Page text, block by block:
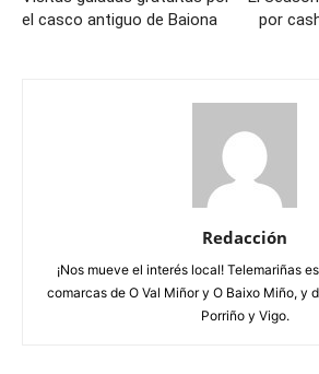
el casco antiguo de Baiona
por
Redacción
¡Nos mueve el interés local! Telemariñas
comarcas de O Val Miñor y O Baixo Miño, y
Porriño y Vigo.